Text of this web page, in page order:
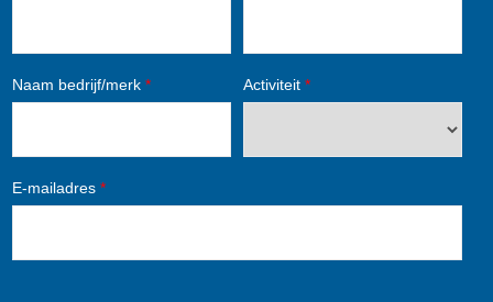
Naam bedrijf/merk * Activiteit *
E-mailadres *